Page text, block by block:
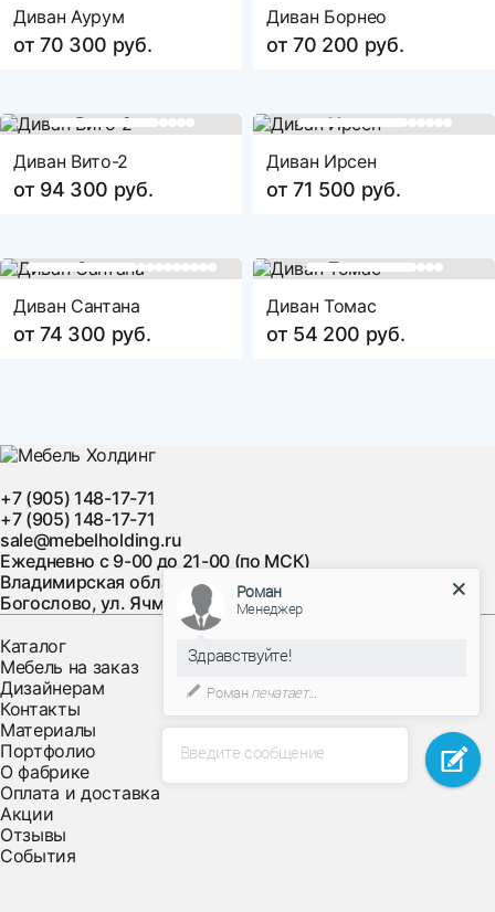
Диван Аурум
от 70 300 руб.
Диван Борнео
от 70 200 руб.
Диван Вито-2
от 94 300 руб.
Диван Ирсен
от 71 500 руб.
Диван Сантана
от 74 300 руб.
Диван Томас
от 54 200 руб.
+7 (905) 148-17-71
+7 (905) 148-17-71
sale@mebelholding.ru
Ежедневно с 9-00 до 21-00 (по МСК)
Владимирская область, Суздальский район, с.
Богослово, ул. Ячменная, д. 10
Каталог
Мебель на заказ
Дизайнерам
Контакты
Материалы
Портфолио
О фабрике
Оплата и доставка
Акции
Отзывы
События
Введите сообщение
Роман
Менеджер
Здравствуйте!
Романпечатает...